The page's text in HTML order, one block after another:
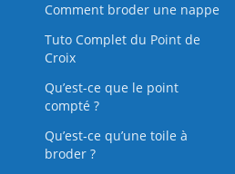
Comment broder une nappe
Tuto Complet du Point de
Croix
Qu’est-ce que le point
compté ?
Qu’est‑ce qu’une toile à
broder ?